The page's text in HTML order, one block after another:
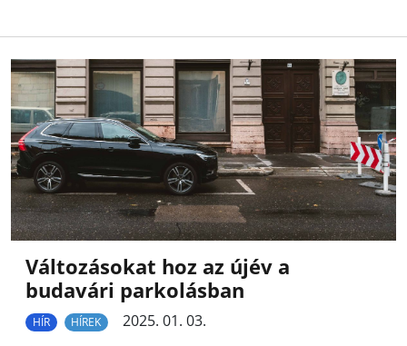
Változásokat hoz az újév a
budavári parkolásban
HÍR HÍREK
2025. 01. 03.